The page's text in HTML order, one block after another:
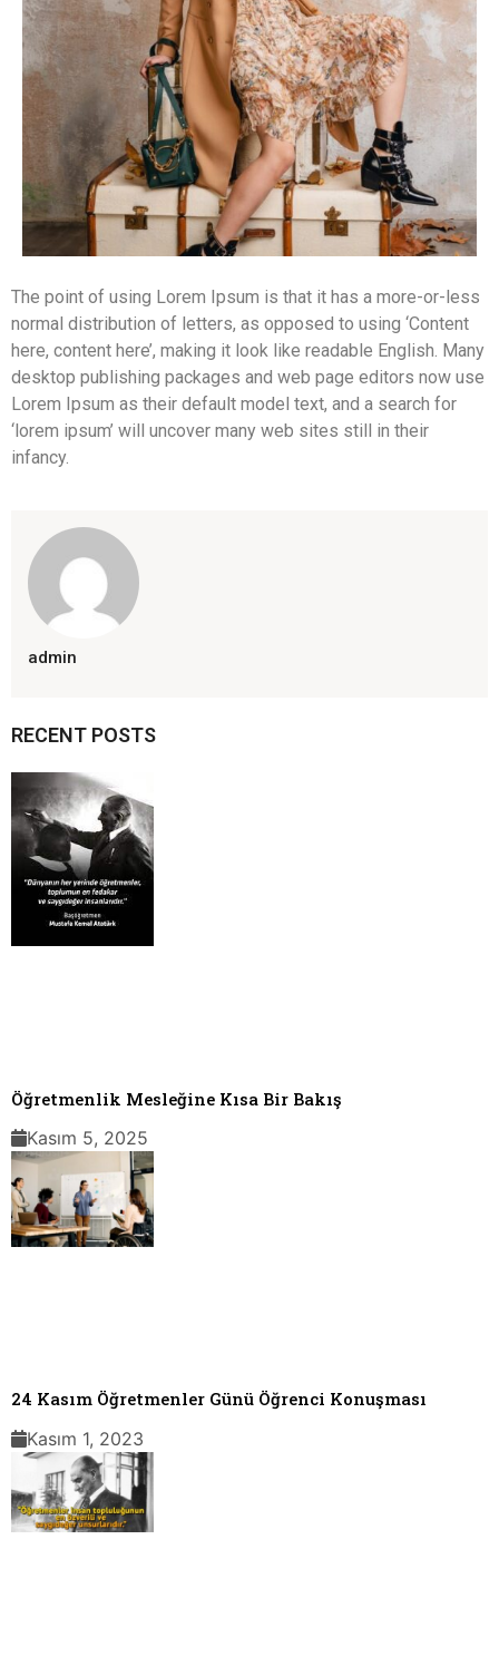
The point of using Lorem Ipsum is that it has a more-or-less
normal distribution of letters, as opposed to using ‘Content
here, content here’, making it look like readable English. Many
desktop publishing packages and web page editors now use
Lorem Ipsum as their default model text, and a search for
‘lorem ipsum’ will uncover many web sites still in their
infancy.
admin
RECENT POSTS
Öğretmenlik Mesleğine Kısa Bir Bakış
Kasım 5, 2025
24 Kasım Öğretmenler Günü Öğrenci Konuşması
Kasım 1, 2023